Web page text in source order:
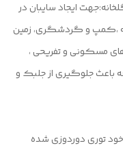
ایجاد سایبان در
،کمپ و گردشگری، زمین
مسکونی و تفریحی ،
باعث جلوگیری از جلبک و
توری دوردوزی شده